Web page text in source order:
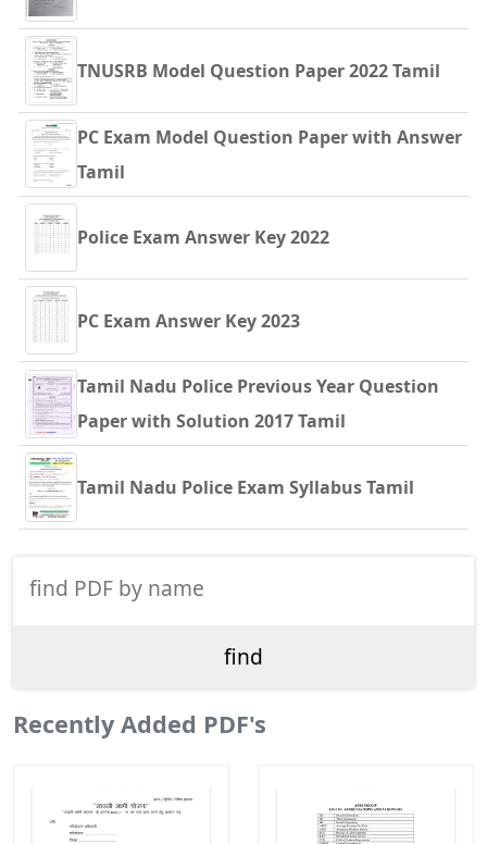
TNUSRB Model Question Paper 2022 Tamil
PC Exam Model Question Paper with Answer
Tamil
Police Exam Answer Key 2022
PC Exam Answer Key 2023
Tamil Nadu Police Previous Year Question
Paper with Solution 2017 Tamil
Tamil Nadu Police Exam Syllabus Tamil
Recently Added PDF's